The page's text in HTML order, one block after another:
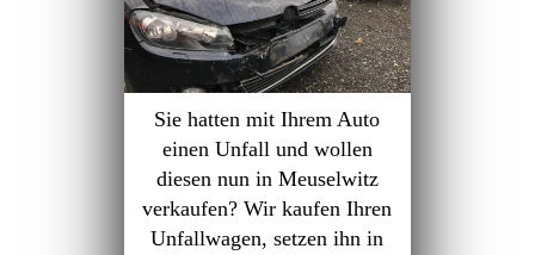
Sie hatten mit Ihrem Auto
einen Unfall und wollen
diesen nun in Meuselwitz
verkaufen? Wir kaufen Ihren
Unfallwagen, setzen ihn in